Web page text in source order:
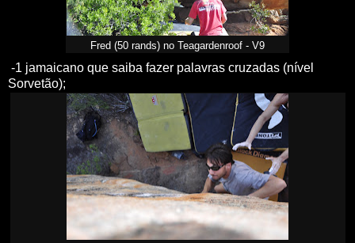
Fred (50 rands) no Teagardenroof - V9
-1 jamaicano que saiba fazer palavras cruzadas (nível
Sorvetão);